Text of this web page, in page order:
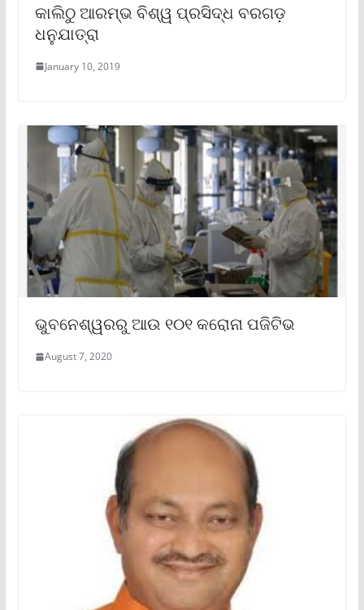
କାଲିଠୁ ଆରମ୍ଭ ବିଶ୍ୱ ପ୍ରସିଦ୍ଧ ବରଗଡ଼
ଧନୁଯାତ୍ରା
January 10, 2019
ଭୁବନେଶ୍ୱରରୁ ଆଉ ୧୦୧ କରୋନା ପଜିଟିଭ
August 7, 2020